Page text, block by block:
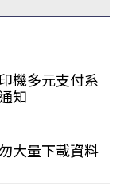
機多元支付系
知
大量下載資料